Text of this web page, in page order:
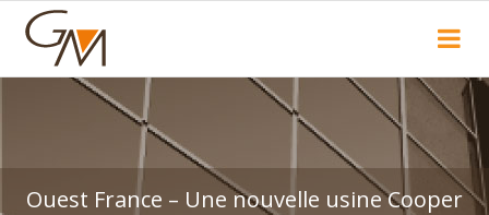
Recherche
Ouest France – Une nouvelle usine Cooper